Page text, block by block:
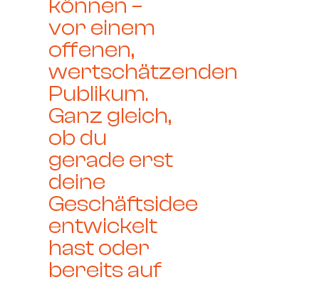
können –
vor einem
offenen,
wertschätzenden
Publikum.
Ganz gleich,
ob du
gerade erst
deine
Geschäftsidee
entwickelt
hast oder
bereits auf